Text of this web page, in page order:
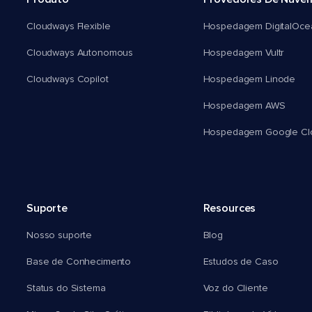
Cloudways Flexible
Cloudways Autonomous
Cloudways Copilot
Hospedagem
Hospedagem Vultr
Hospedagem Linode
Hospedagem AWS
Hospedagem Google
Suporte
Nosso suporte
Base de Conhecimento
Status do Sistema
Resources
Blog
Estudos de Caso
Voz do Cliente